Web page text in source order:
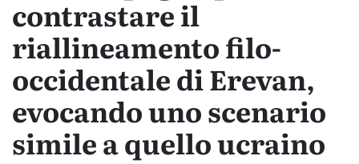
contrastare il
riallineamento filo-
occidentale di Erevan,
evocando uno scenario
simile a quello ucraino